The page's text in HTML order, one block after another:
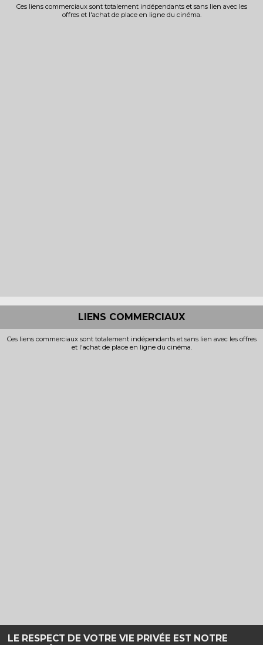
LE RESPECT DE VOTRE VIE PRIVÉE EST NOTRE
Ces liens commerciaux sont totalement indépendants et sans lien avec les
offres et l'achat de place en ligne du cinéma.
LIENS COMMERCIAUX
Ces liens commerciaux sont totalement indépendants et sans lien avec les offres
et l'achat de place en ligne du cinéma.